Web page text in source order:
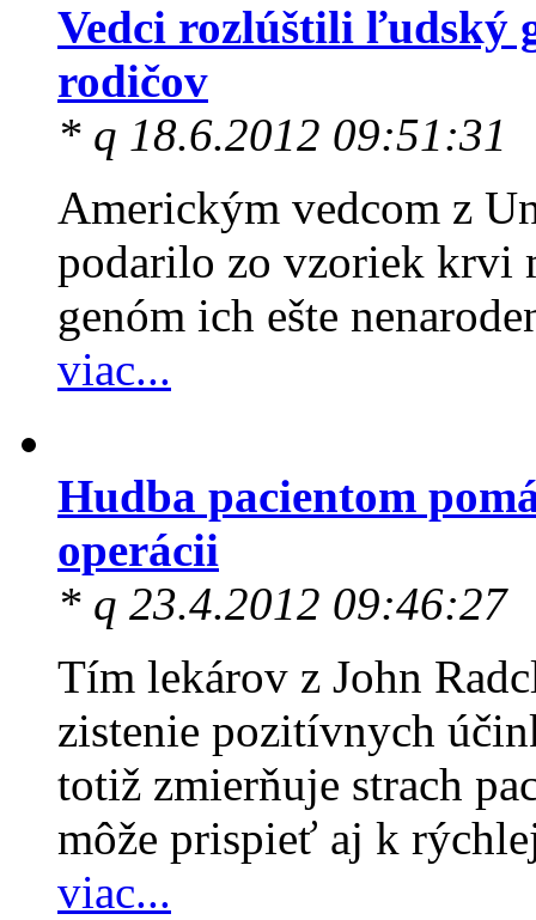
Vedci rozlúštili ľudský
rodičov
* q 18.6.2012 09:51:31
Americkým vedcom z
podarilo zo vzoriek krvi
genóm ich ešte
viac...
Hudba pacientom
operácii
* q 23.4.2012 09:46:27
Tím lekárov z John
zistenie pozitívnych
totiž zmierňuje strach
môže prispieť aj k
viac...